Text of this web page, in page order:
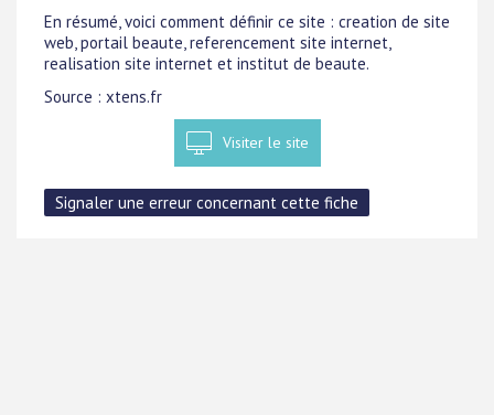
En résumé, voici comment définir ce site : creation de site
web, portail beaute, referencement site internet,
realisation site internet et institut de beaute.
Source : xtens.fr
Visiter le site